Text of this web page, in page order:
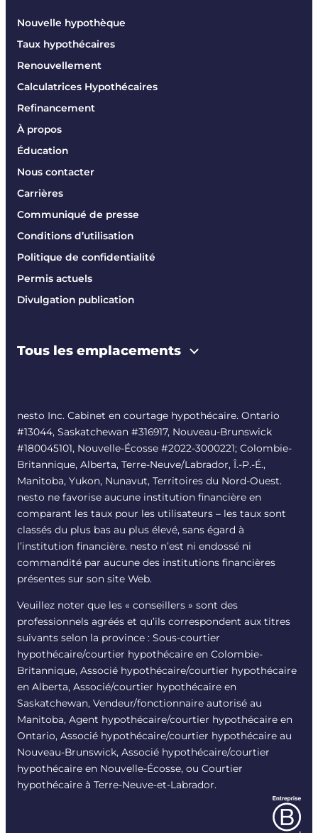
Nouvelle hypothèque
Taux hypothécaires
Renouvellement
Calculatrices Hypothécaires
Refinancement
À propos
Éducation
Nous contacter
Carrières
Communiqué de presse
Conditions d’utilisation
Politique de confidentialité
Permis actuels
Divulgation publication
Tous les emplacements
nesto Inc. Cabinet en courtage hypothécaire. Ontario
#13044, Saskatchewan #316917, Nouveau-Brunswick
#180045101, Nouvelle-Écosse #2022-3000221; Colombie-
Britannique, Alberta, Terre-Neuve/Labrador, Î.-P.-É.,
Manitoba, Yukon, Nunavut, Territoires du Nord-Ouest.
nesto ne favorise aucune institution financière en
comparant les taux pour les utilisateurs – les taux sont
classés du plus bas au plus élevé, sans égard à
l’institution financière. nesto n’est ni endossé ni
commandité par aucune des institutions financières
présentes sur son site Web.
Veuillez noter que les « conseillers » sont des
professionnels agréés et qu’ils correspondent aux titres
suivants selon la province : Sous-courtier
hypothécaire/courtier hypothécaire en Colombie-
Britannique, Associé hypothécaire/courtier hypothécaire
en Alberta, Associé/courtier hypothécaire en
Saskatchewan, Vendeur/fonctionnaire autorisé au
Manitoba, Agent hypothécaire/courtier hypothécaire en
Ontario, Associé hypothécaire/courtier hypothécaire au
Nouveau-Brunswick, Associé hypothécaire/courtier
hypothécaire en Nouvelle-Écosse, ou Courtier
hypothécaire à Terre-Neuve-et-Labrador.